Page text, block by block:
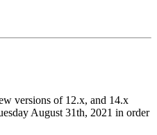
versions of 12.x, and 14.x
August 31th, 2021 in order